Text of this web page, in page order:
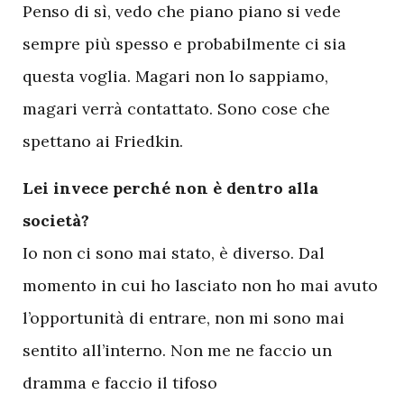
Penso di sì, vedo che piano piano si vede
sempre più spesso e probabilmente ci sia
questa voglia. Magari non lo sappiamo,
magari verrà contattato. Sono cose che
spettano ai Friedkin.
Lei invece perché non è dentro alla
società?
Io non ci sono mai stato, è diverso. Dal
momento in cui ho lasciato non ho mai avuto
l’opportunità di entrare, non mi sono mai
sentito all’interno. Non me ne faccio un
dramma e faccio il tifoso